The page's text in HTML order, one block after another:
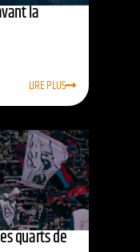
la
LIRE PLUS
quarts de